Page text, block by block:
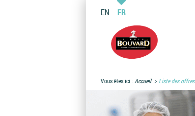
EN FR
Vous êtes ici : Accueil Liste des offres